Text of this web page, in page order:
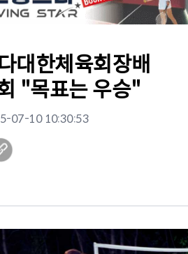
대한체육회장배
"목표는 우승"
07-10 10:30:53